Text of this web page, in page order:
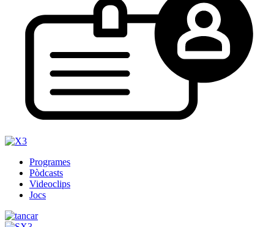
Programes
Pòdcasts
Videoclips
Jocs